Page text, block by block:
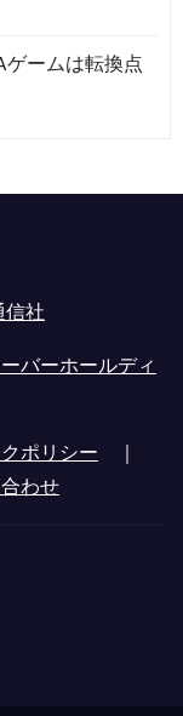
ームは転換点
信社
バーホールディ
ポリシー ｜
わせ